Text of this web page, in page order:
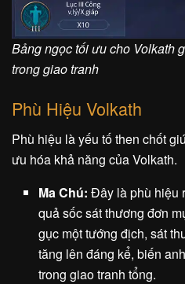
Bảng ngọc tối ưu cho Volkath
trong giao tranh
Phù Hiệu Volkath
Phù hiệu là yếu tố then chốt
ưu hóa khả năng của Volkath.
Ma Chú: Đây là phù hiệu
quả sốc sát thương đơn
gục một tướng địch, sát
tăng lên đáng kể, biến
trong giao tranh tổng.